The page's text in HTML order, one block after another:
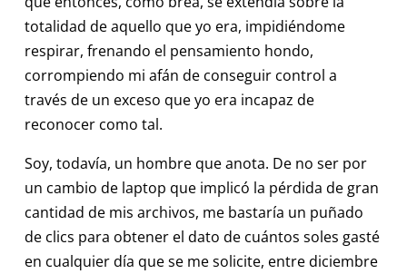
totalidad de aquello que yo era, impidiéndome
respirar, frenando el pensamiento hondo,
corrompiendo mi afán de conseguir control a
través de un exceso que yo era incapaz de
reconocer como tal.
Soy, todavía, un hombre que anota. De no ser por
un cambio de laptop que implicó la pérdida de gran
cantidad de mis archivos, me bastaría un puñado
de clics para obtener el dato de cuántos soles gasté
en cualquier día que se me solicite, entre diciembre